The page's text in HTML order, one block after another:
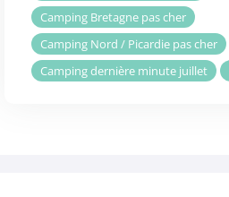
Camping Bretagne pas cher
Camping Nord / Picardie pas cher
Camping dernière minute juillet